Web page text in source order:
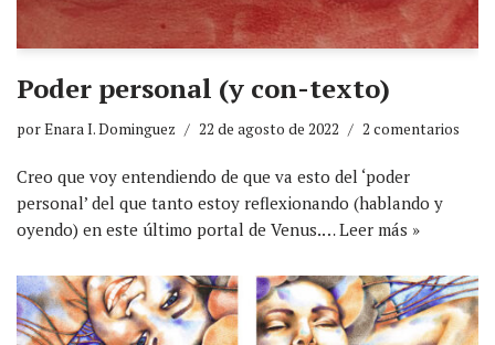
Poder personal (y con-texto)
porEnara I. Dominguez 22 de agosto de 2022 2 comentarios
Creo que voy entendiendo de que va esto del ‘poder
personal’ del que tanto estoy reflexionando (hablando y
oyendo) en este último portal de Venus.…Leer más »